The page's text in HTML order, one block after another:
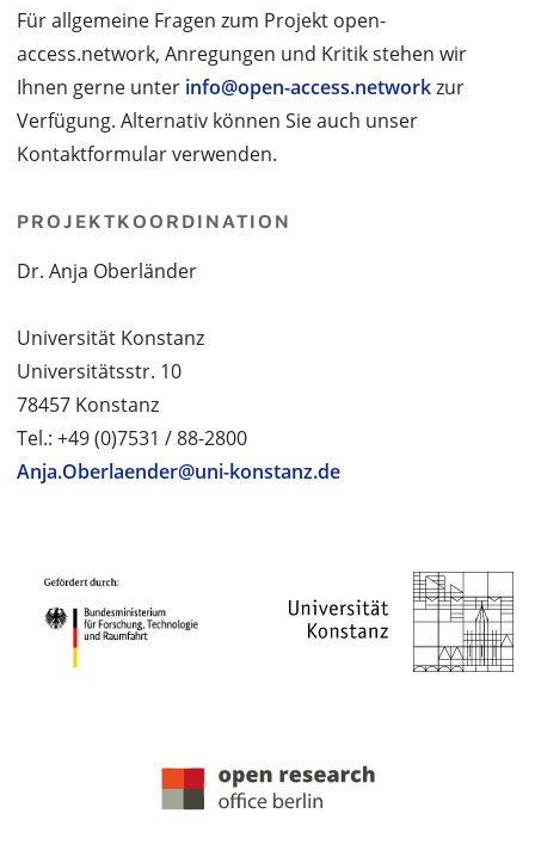
Für allgemeine Fragen zum Projekt open-
access.network, Anregungen und Kritik stehen wir
Ihnen gerne unter info@open-access.networkzur
Verfügung. Alternativ können Sie auch unser
Kontaktformular verwenden.
PROJEKTKOORDINATION
Dr. Anja Oberländer
Universität Konstanz
Universitätsstr. 10
78457 Konstanz
Tel.: +49 (0)7531 / 88-2800
Anja.Oberlaender@uni-konstanz.de